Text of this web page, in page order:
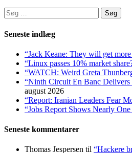
Søg
efter:
Seneste indlæg
“Jack Keane: They will get
“Linux passes 10% market
“WATCH: Weird Greta
“Ninth Circuit En Banc
august 2026
“Report: Iranian Leaders Fear
“Jobs Report Shows Nearly
Seneste kommentarer
Thomas Jespersen til “Hackere